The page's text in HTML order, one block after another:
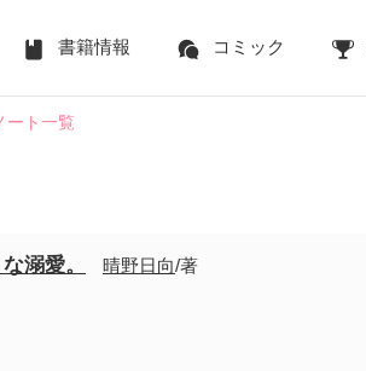
書籍情報 コミック
ート一覧
溺愛。 晴野日向/著